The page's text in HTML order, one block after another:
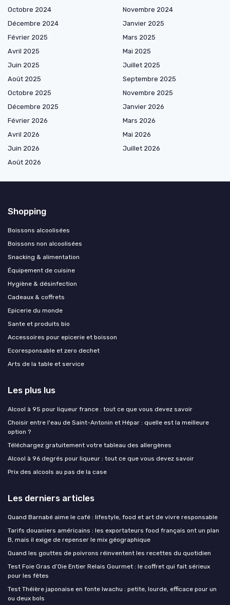
Octobre 2024
Novembre 2024
Décembre 2024
Janvier 2025
Février 2025
Mars 2025
Avril 2025
Mai 2025
Juin 2025
Juillet 2025
Août 2025
Septembre 2025
Octobre 2025
Novembre 2025
Décembre 2025
Janvier 2026
Février 2026
Mars 2026
Avril 2026
Mai 2026
Juin 2026
Juillet 2026
Août 2026
Shopping
Boissons alcoolisées
Boissons non alcoolisées
Snacking & alimentation
Équipement de cuisine
Hygiène & désinfection
Cadeaux & coffrets
Epicerie du monde
Sante et produits bio
Accessoires pour epicerie et boisson
Ecoresponsable et zero dechet
Arts de la table et service
Les plus lus
Alcool à 95 pour liqueur france : tout ce que vous devez savoir
Choisir entre l'eau de Saint-Antonin et Hépar : quelle est la meilleure
option ?
Téléchargez gratuitement votre tableau des allergènes
Alcool à 96 degrés pour liqueur : tout ce que vous devez savoir
Prix des alcools au pas de la case
Les derniers articles
Quand Barnabé aime le café : lifestyle, food et art de vivre responsable
Tarifs douaniers américains : les exportateurs food français ont un plan
B, mais il exige de repenser le mix géographique
Quand les gouttes de poivrons réinventent les recettes du quotidien
Test Foie Gras d’Oie Entier Relais Gourmet : le coffret qui fait sérieux
pour les fêtes
Test Théière japonaise en fonte Iwachu : petite, lourde, efficace pour un
ou deux bols